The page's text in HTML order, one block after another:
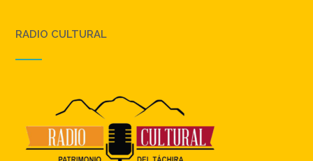
RADIO CULTURAL